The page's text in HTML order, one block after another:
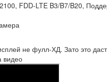
FDD-LTE B3/B7/B20,
не фулл-ХД. Зато это
видео